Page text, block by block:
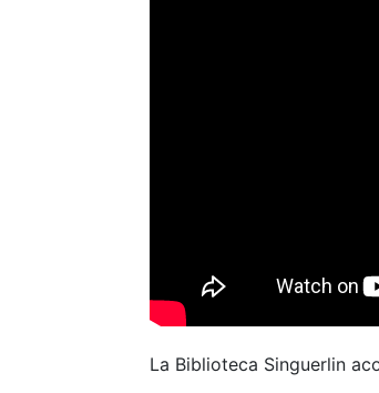
La Biblioteca Singuerlin